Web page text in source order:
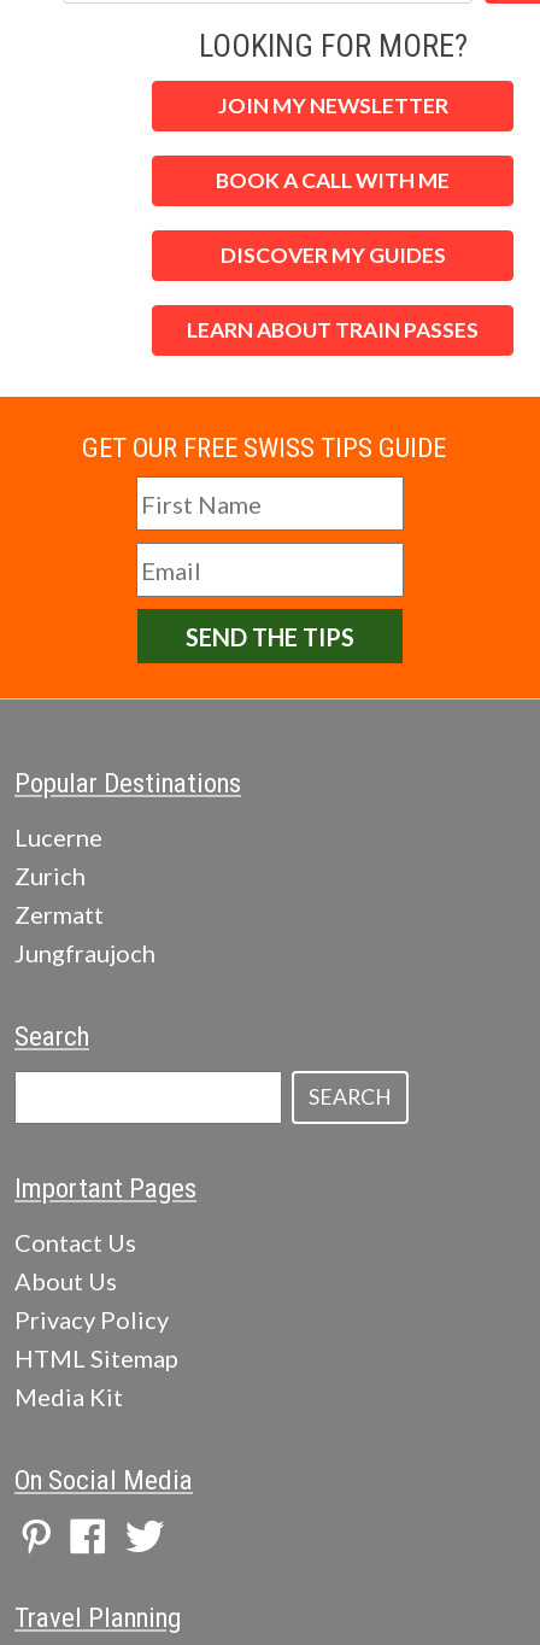
LOOKING FOR MORE?
JOIN MY NEWSLETTER
BOOK A CALL WITH ME
DISCOVER MY GUIDES
LEARN ABOUT TRAIN PASSES
GET OUR FREE SWISS TIPS GUIDE
SEND THE TIPS
Popular Destinations
Lucerne
Zurich
Zermatt
Jungfraujoch
Search
SEARCH
Important Pages
Contact Us
About Us
Privacy Policy
HTML Sitemap
Media Kit
On Social Media
Travel Planning